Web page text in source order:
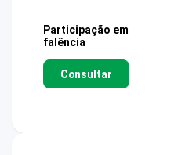
Participação em
falência
Consultar